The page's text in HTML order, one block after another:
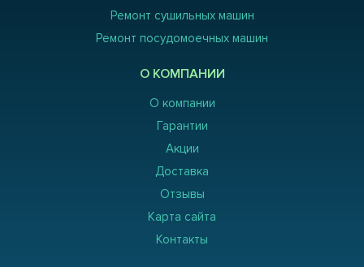
Ремонт сушильных машин
Ремонт посудомоечных машин
О КОМПАНИИ
О компании
Гарантии
Акции
Доставка
Отзывы
Карта сайта
Контакты